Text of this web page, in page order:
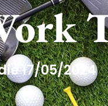
17/05/2024